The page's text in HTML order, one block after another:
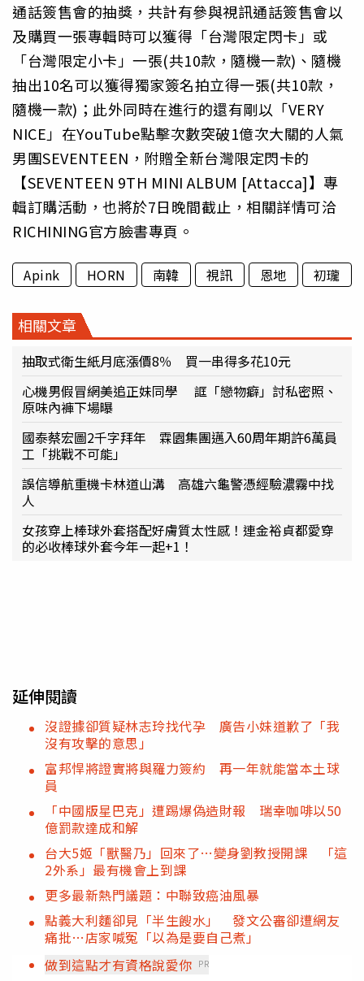
通話簽售會的抽獎，共計有參與視訊通話簽售會以
及購買一張專輯時可以獲得「台灣限定閃卡」或
「台灣限定小卡」一張(共10款，隨機一款)、隨機
抽出10名可以獲得獨家簽名拍立得一張(共10款，
隨機一款)；此外同時在進行的還有剛以「VERY
NICE」在YouTube點擊次數突破1億次大關的人氣
男團SEVENTEEN，附贈全新台灣限定閃卡的
【SEVENTEEN 9TH MINI ALBUM [Attacca]】專
輯訂購活動，也將於7日晚間截止，相關詳情可洽
RICHINING官方臉書專頁。
Apink HORN 南韓 視訊 恩地 初瓏
相關文章
抽取式衛生紙月底漲價8％ 買一串得多花10元
心機男假冒網美追正妹同學 誆「戀物癖」討私密照、
原味內褲下場曝
國泰蔡宏圖2千字拜年 霖園集團邁入60周年期許6萬員
工「挑戰不可能」
誤信導航重機卡林道山溝 高雄六龜警憑經驗濃霧中找
人
女孩穿上棒球外套搭配好膚質太性感！連金裕貞都愛穿
的必收棒球外套今年一起+1！
延伸閱讀
沒證據卻質疑林志玲找代孕 廣告小妹道歉了「我
沒有攻擊的意思」
富邦悍將證實將與羅力簽約 再一年就能當本土球
員
「中國版星巴克」遭踢爆偽造財報 瑞幸咖啡以50
億罰款達成和解
台大5姬「獸醫乃」回來了…變身劉教授開課 「這
2外系」最有機會上到課
更多最新熱門議題：中聯致癌油風暴
點義大利麵卻見「半生餿水」 發文公審卻遭網友
痛批…店家喊冤「以為是要自己煮」
做到這點才有資格說愛你 PR